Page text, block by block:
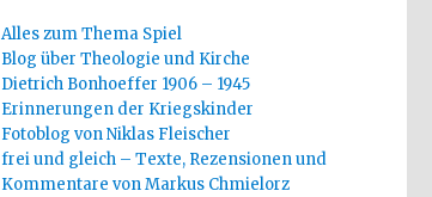
Alles zum Thema Spiel
Blog über Theologie und Kirche
Dietrich Bonhoeffer 1906 – 1945
Erinnerungen der Kriegskinder
Fotoblog von Niklas Fleischer
frei und gleich – Texte, Rezensionen und
Kommentare von Markus Chmielorz